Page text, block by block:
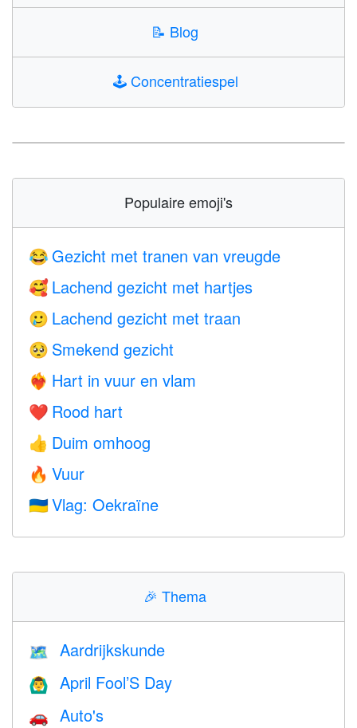
📝 Blog
🕹️Concentratiespel
Populaire emoji's
😂 Gezicht met tranen van vreugde
🥰 Lachend gezicht met hartjes
🥲 Lachend gezicht met traan
🥺 Smekend gezicht
❤️‍🔥 Hart in vuur en vlam
❤️ Rood hart
👍 Duim omhoog
🔥 Vuur
🇺🇦 Vlag: Oekraïne
🎉 Thema
🗺 Aardrijkskunde
🙆‍♂️ April Fool’S Day
🚗 Auto's